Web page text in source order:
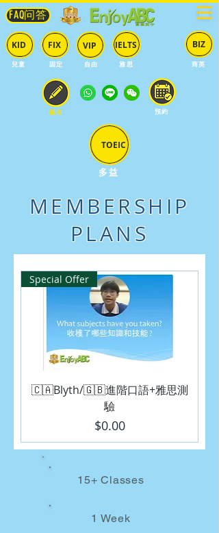
BIZ
KID
兒童
FIX
固定
VIP
​自由
IELTS
雅思 商英
報名 預約
FAQ问答
TOEIC
多益
MEMBERSHIP
PLANS
Special Offer
🇨🇦Blyth/🇬🇧進階口語+雅思測
驗
價格
$0.00
15+ Classes
1 Week